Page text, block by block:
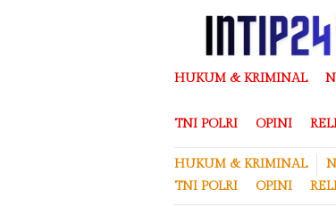
HUKUM & KRIMINAL
TNI POLRI OPINI
HUKUM & KRIMINAL
TNI POLRI
OPINI